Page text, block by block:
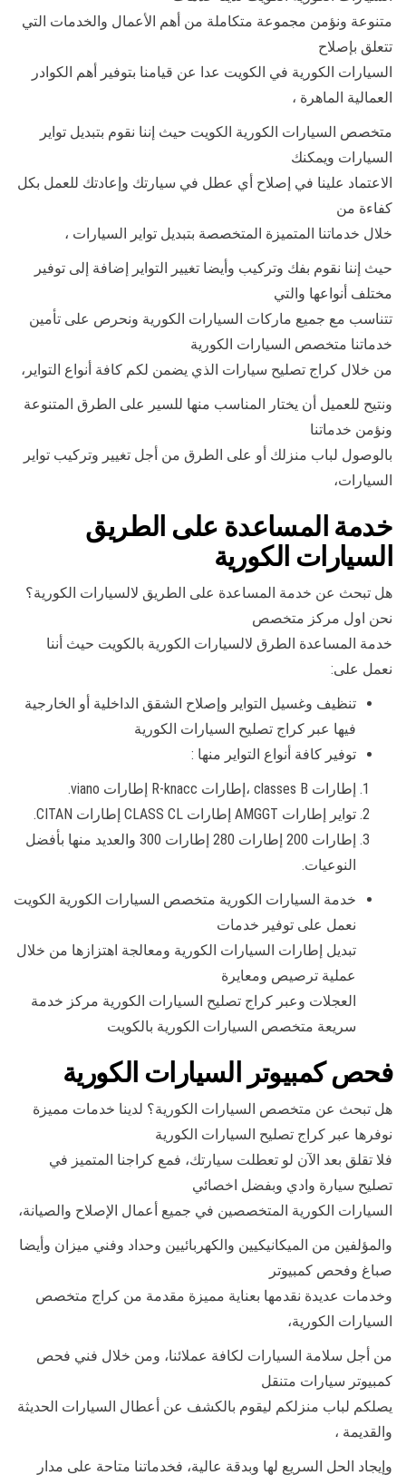
متنوعة ونؤمن مجموعة متكاملة من أهم الأعمال والخدمات التي
تتعلق بإصلاح
السيارات الكورية في الكويت عدا عن قيامنا بتوفير أهم الكوادر
العمالية الماهرة ،
متخصص السيارات الكورية الكويت حيث إننا نقوم بتبديل تواير
السيارات ويمكنك
الاعتماد علينا في إصلاح أي عطل في سيارتك وإعادتك للعمل بكل
كفاءة من
خلال خدماتنا المتميزة المتخصصة بتبديل تواير السيارات ،
حيث إننا نقوم بفك وتركيب وأيضا تغيير التواير إضافة إلى توفير
مختلف أنواعها والتي
تتناسب مع جميع ماركات السيارات الكورية ونحرص على تأمين
خدماتنا متخصص السيارات الكورية
من خلال كراج تصليح سيارات الذي يضمن لكم كافة أنواع التواير،
ونتيح للعميل أن يختار المناسب منها للسير على الطرق المتنوعة
ونؤمن خدماتنا
بالوصول لباب منزلك أو على الطرق من أجل تغيير وتركيب تواير
السيارات،
خدمة المساعدة على الطريق
السيارات الكورية
هل تبحث عن خدمة المساعدة على الطريق لالسيارات الكورية؟
نحن اول مركز متخصص
خدمة المساعدة الطرق لالسيارات الكورية بالكويت حيث أننا
نعمل على:
تنظيف وغسيل التواير وإصلاح الشقق الداخلية أو الخارجية
فيها عبر كراج تصليح السيارات الكورية
توفير كافة أنواع التواير منها :
إطارات classes B ،إطارات R-knacc إطارات viano.
تواير إطارات AMGGT إطارات CLASS CL إطارات CITAN.
إطارات 200 إطارات 280 إطارات 300 والعديد منها بأفضل
النوعيات.
خدمة السيارات الكورية متخصص السيارات الكورية الكويت
نعمل على توفير خدمات
تبديل إطارات السيارات الكورية ومعالجة اهتزازها من خلال
عملية ترصيص ومعايرة
العجلات وعبر كراج تصليح السيارات الكورية مركز خدمة
سريعة متخصص السيارات الكورية بالكويت
فحص كمبيوتر السيارات الكورية
هل تبحث عن متخصص السيارات الكورية؟ لدينا خدمات مميزة
نوفرها عبر كراج تصليح السيارات الكورية
فلا تقلق بعد الآن لو تعطلت سيارتك، فمع كراجنا المتميز في
تصليح سيارة وادي وبفضل اخصائي
السيارات الكورية المتخصصين في جميع أعمال الإصلاح والصيانة،
والمؤلفين من الميكانيكيين والكهربائيين وحداد وفني ميزان وأيضا
صباغ وفحص كمبيوتر
وخدمات عديدة نقدمها بعناية مميزة مقدمة من كراج متخصص
السيارات الكورية،
من أجل سلامة السيارات لكافة عملائنا، ومن خلال فني فحص
كمبيوتر سيارات متنقل
يصلكم لباب منزلكم ليقوم بالكشف عن أعطال السيارات الحديثة
والقديمة ،
وإيجاد الحل السريع لها وبدقة عالية، فخدماتنا متاحة على مدار